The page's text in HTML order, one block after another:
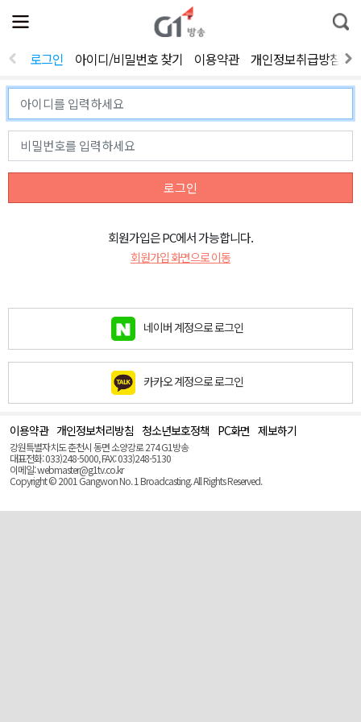
전
체
뉴
열
통
합
색
로그인 아이디/비밀번호 찾기 이용약관 개인정보취급방침
로그인
회원가입은 PC에서 가능합니다.
회원가입 화면으로 이동
네이버 계정으로 로그인
카카오 계정으로 로그인
이용약관 개인정보처리방침 청소년보호정책 PC화면 제보하기
강원특별자치도 춘천시 동면 소양강로 274 G1방송
대표전화: 033)248-5000, FAX: 033)248-5130
이메일: webmaster@g1tv.co.kr
Copyright © 2001 Gangwon No. 1 Broadcasting. All Rights Reserved.